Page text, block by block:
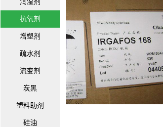
润湿剂
抗氧剂
增塑剂
疏水剂
流变剂
炭黑
塑料助剂
硅油